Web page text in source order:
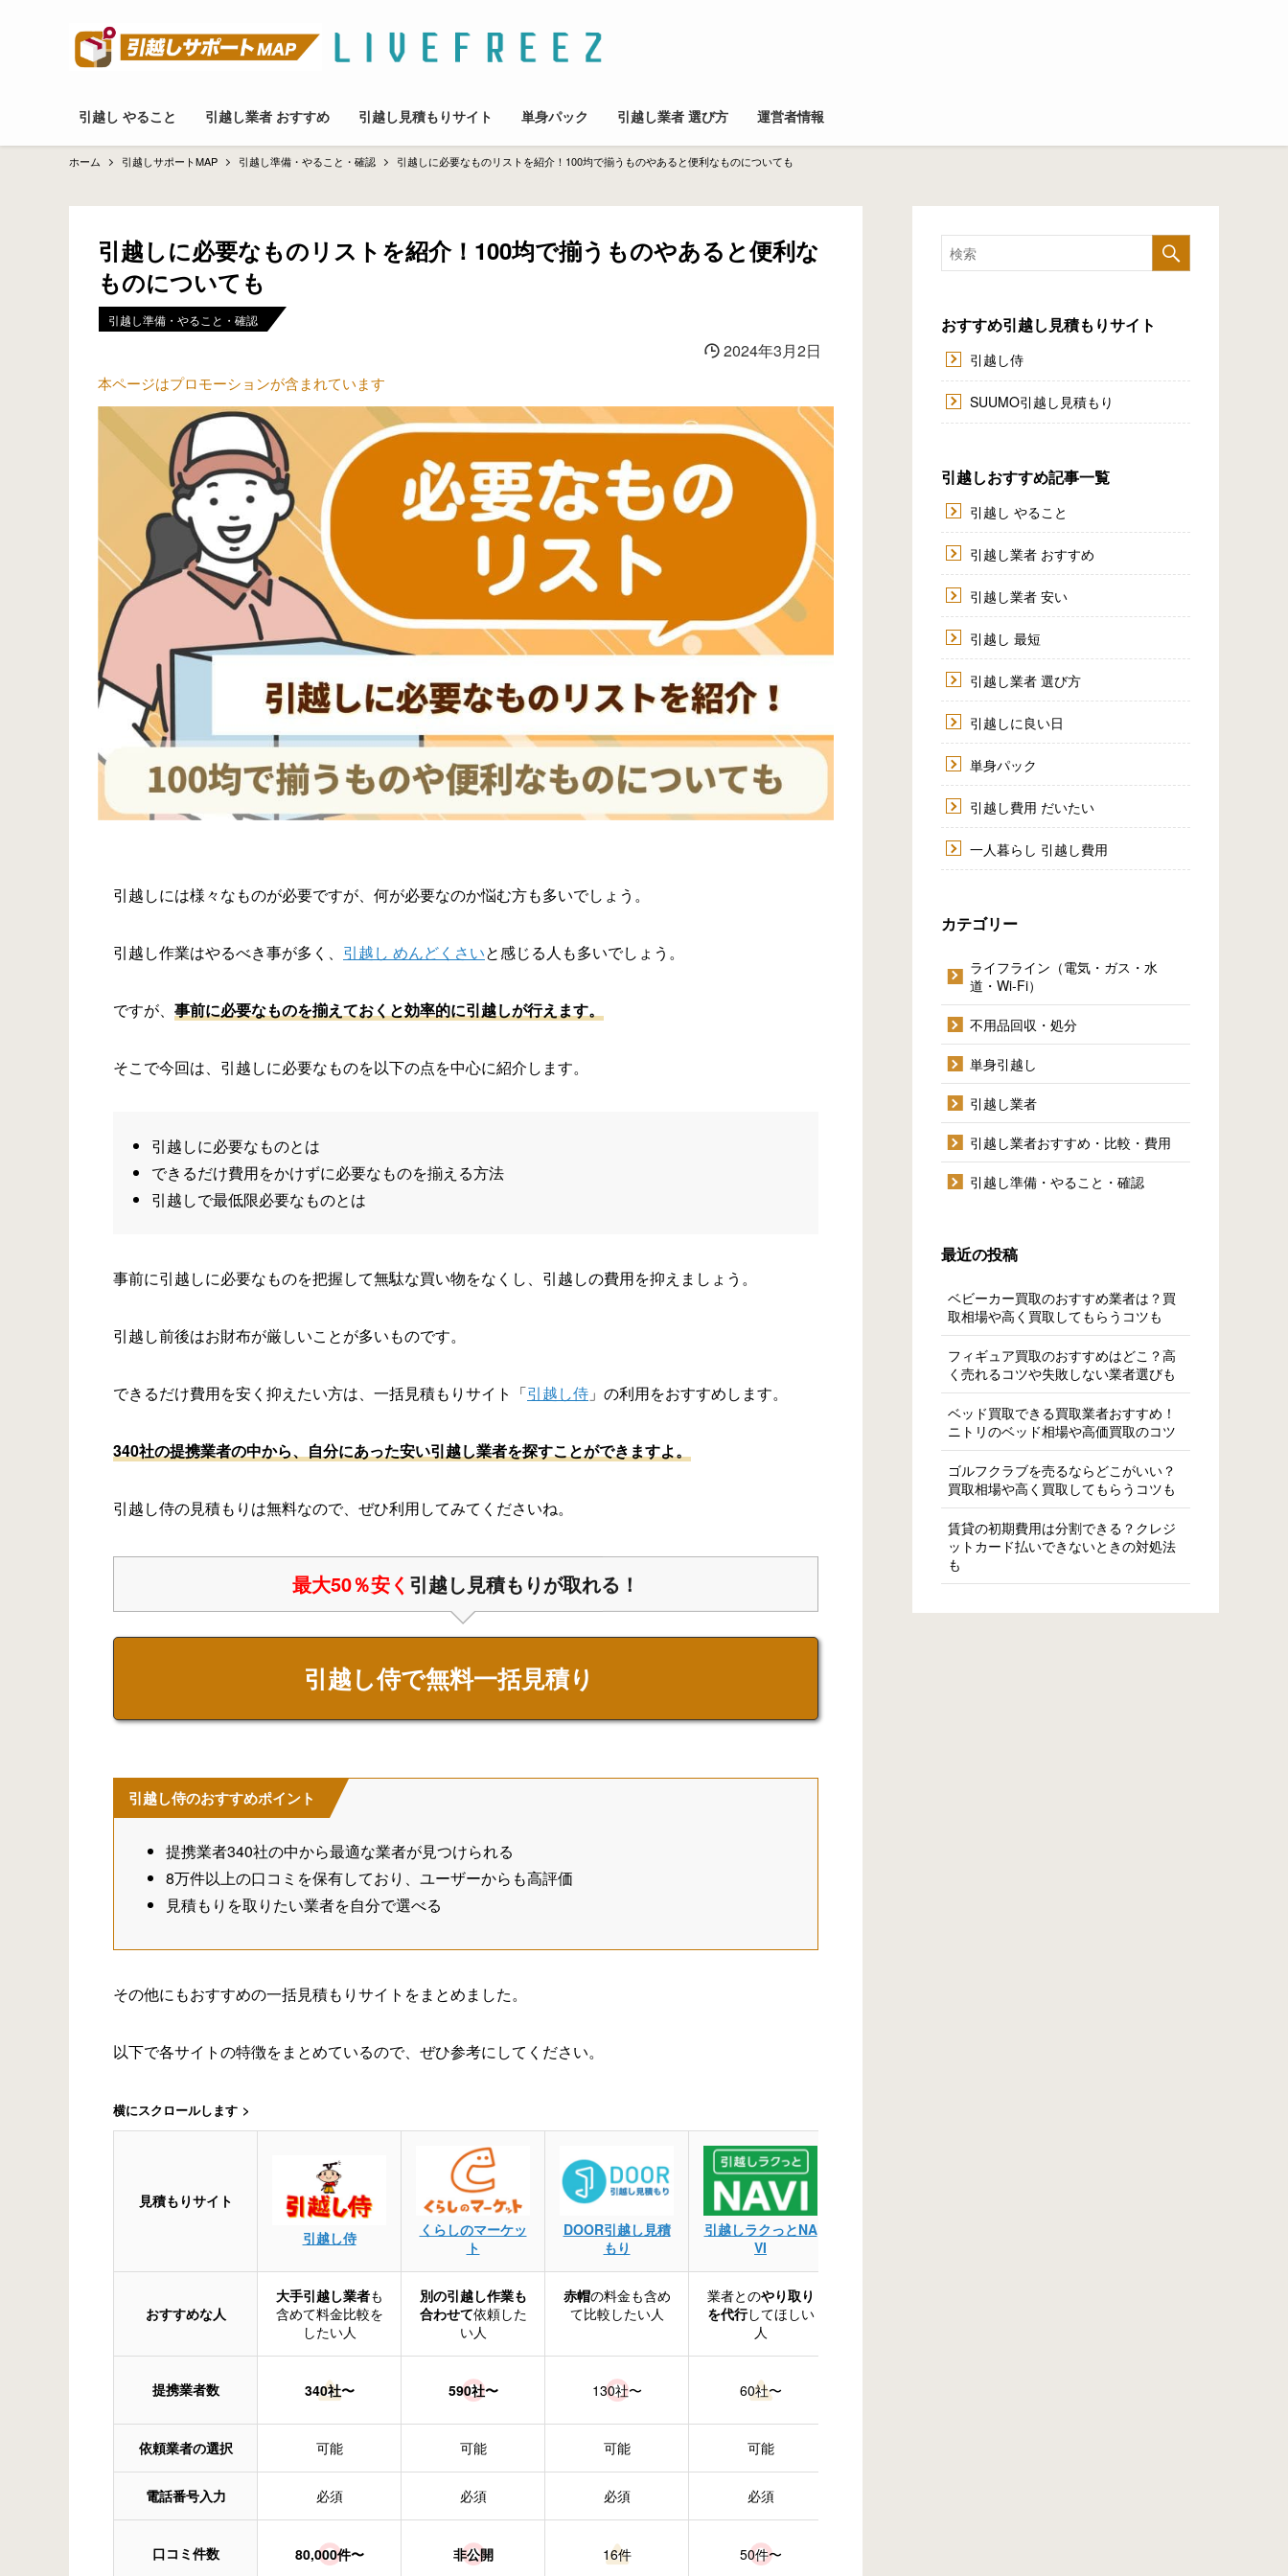
引越し やること 引越し業者 おすすめ 引越し見積もりサイト 単身パック 引越し業者 選び方 運営者情報
ホーム 引越しサポートMAP 引越し準備・やること・確認 引越しに必要なものリストを紹介！100均で揃うものやあると便利なものについても
引越しに必要なものリストを紹介！100均で揃うものやあると便利な
ものについても
引越し準備・やること・確認
2024年3月2日
本ページはプロモーションが含まれています
引越しには様々なものが必要ですが、何が必要なのか悩む方も多いでしょう。
引越し作業はやるべき事が多く、 引越し めんどくさいと感じる人も多いでしょう。
ですが、 事前に必要なものを揃えておくと効率的に引越しが行えます。
そこで今回は、引越しに必要なものを以下の点を中心に紹介します。
引越しに必要なものとは
できるだけ費用をかけずに必要なものを揃える方法
引越しで最低限必要なものとは
事前に引越しに必要なものを把握して無駄な買い物をなくし、引越しの費用を抑えましょう。
引越し前後はお財布が厳しいことが多いものです。
できるだけ費用を安く抑えたい方は、一括見積もりサイト「引越し侍 」の利用をおすすめします。
340社の提携業者の中から、自分にあった安い引越し業者を探すことができますよ。
引越し侍の見積もりは無料なので、ぜひ利用してみてくださいね。
最大50％安く 引越し見積もりが取れる！
引越し侍で無料一括見積り
引越し侍のおすすめポイント
提携業者340社の中から最適な業者が見つけられる
8万件以上の口コミを保有しており、ユーザーからも高評価
見積もりを取りたい業者を自分で選べる
その他にもおすすめの一括見積もりサイトをまとめました。
以下で各サイトの特徴をまとめているので、ぜひ参考にしてください。
横にスクロールします
見積もりサイト
引越し侍
くらしのマーケッ
ト
DOOR引越し見積
もり
引越しラクっとNA
VI
おすすめな人
大手引越し業者も
含めて料金比較を
したい人
別の引越し作業も
合わせて依頼した
い人
赤帽の料金も含め
て比較したい人
業者とのやり取り
を代行してほしい
人
提携業者数 340社〜 590社〜 130社〜 60社〜
依頼業者の選択 可能 可能 可能 可能
電話番号入力 必須 必須 必須 必須
口コミ件数 80,000件〜 非公開 16件 50件〜
おすすめ引越し見積もりサイト
引越し侍
SUUMO引越し見積もり
引越しおすすめ記事一覧
引越し やること
引越し業者 おすすめ
引越し業者 安い
引越し 最短
引越し業者 選び方
引越しに良い日
単身パック
引越し費用 だいたい
一人暮らし 引越し費用
カテゴリー
ライフライン（電気・ガス・水
道・Wi-Fi）
不用品回収・処分
単身引越し
引越し業者
引越し業者おすすめ・比較・費用
引越し準備・やること・確認
最近の投稿
ベビーカー買取のおすすめ業者は？買
取相場や高く買取してもらうコツも
フィギュア買取のおすすめはどこ？高
く売れるコツや失敗しない業者選びも
ベッド買取できる買取業者おすすめ！
ニトリのベッド相場や高価買取のコツ
ゴルフクラブを売るならどこがいい？
買取相場や高く買取してもらうコツも
賃貸の初期費用は分割できる？クレジ
ットカード払いできないときの対処法
も